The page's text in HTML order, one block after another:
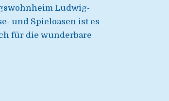
Ludwig-
und Spieloasen ist es
für die wunderbare